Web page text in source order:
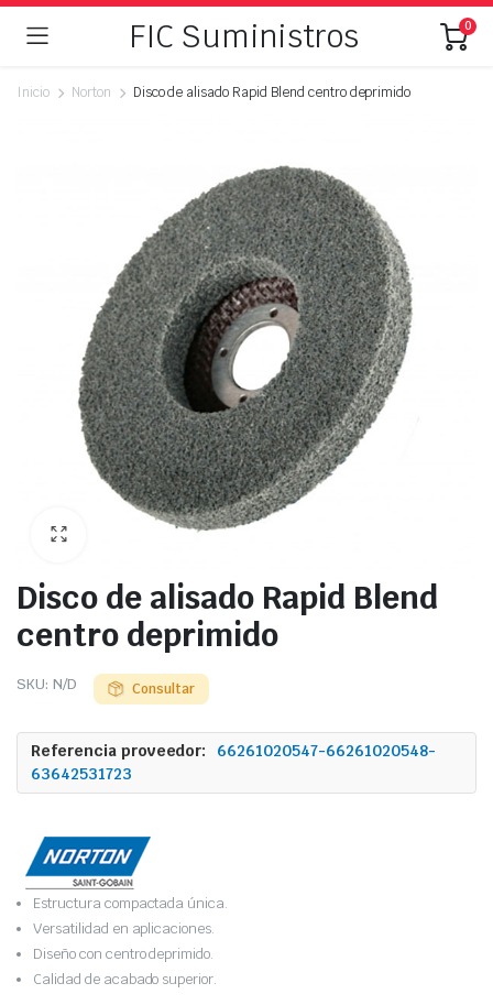
FIC Suministros 0
Inicio Norton Disco de alisado Rapid Blend centro deprimido
Disco de alisado Rapid Blend
centro deprimido
SKU: N/D Consultar
Referencia proveedor:
66261020547-66261020548-
63642531723
Estructura compactada única.
Versatilidad en aplicaciones.
Diseño con centro deprimido.
Calidad de acabado superior.